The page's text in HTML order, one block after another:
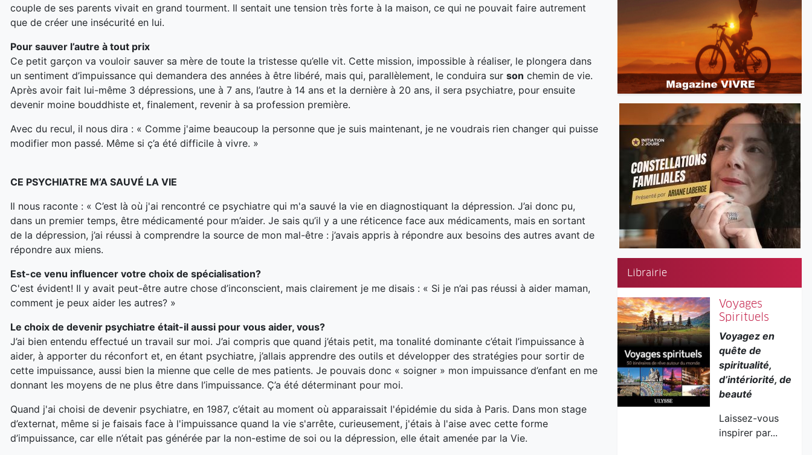
Librairie
Voyages
Spirituels
Voyagez en
quête de
spiritualité,
d’intériorité, de
beauté
Laissez-vous
inspirer par...
couple de ses parents vivait en grand tourment. Il sentait une tension très forte à la maison, ce qui ne pouvait faire autrement
que de créer une insécurité en lui.
Pour sauver l’autre à tout prix
Ce petit garçon va vouloir sauver sa mère de toute la tristesse qu’elle vit. Cette mission, impossible à réaliser, le plongera dans
un sentiment d’impuissance qui demandera des années à être libéré, mais qui, parallèlement, le conduira sur son chemin de vie.
Après avoir fait lui-même 3 dépressions, une à 7 ans, l’autre à 14 ans et la dernière à 20 ans, il sera psychiatre, pour ensuite
devenir moine bouddhiste et, finalement, revenir à sa profession première.
Avec du recul, il nous dira : « Comme j'aime beaucoup la personne que je suis maintenant, je ne voudrais rien changer qui puisse
modifier mon passé. Même si ç’a été difficile à vivre. »
CE PSYCHIATRE M’A SAUVÉ LA VIE
Il nous raconte : « C’est là où j'ai rencontré ce psychiatre qui m'a sauvé la vie en diagnostiquant la dépression. J’ai donc pu,
dans un premier temps, être médicamenté pour m’aider. Je sais qu’il y a une réticence face aux médicaments, mais en sortant
de la dépression, j’ai réussi à comprendre la source de mon mal-être : j’avais appris à répondre aux besoins des autres avant de
répondre aux miens.
Est-ce venu influencer votre choix de spécialisation?
C'est évident! Il y avait peut-être autre chose d’inconscient, mais clairement je me disais : « Si je n’ai pas réussi à aider maman,
comment je peux aider les autres? »
Le choix de devenir psychiatre était-il aussi pour vous aider, vous?
J’ai bien entendu effectué un travail sur moi. J’ai compris que quand j’étais petit, ma tonalité dominante c’était l’impuissance à
aider, à apporter du réconfort et, en étant psychiatre, j’allais apprendre des outils et développer des stratégies pour sortir de
cette impuissance, aussi bien la mienne que celle de mes patients. Je pouvais donc « soigner » mon impuissance d’enfant en me
donnant les moyens de ne plus être dans l’impuissance. Ç’a été déterminant pour moi.
Quand j'ai choisi de devenir psychiatre, en 1987, c’était au moment où apparaissait l'épidémie du sida à Paris. Dans mon stage
d’externat, même si je faisais face à l'impuissance quand la vie s'arrête, curieusement, j'étais à l'aise avec cette forme
d’impuissance, car elle n’était pas générée par la non-estime de soi ou la dépression, elle était amenée par la Vie.